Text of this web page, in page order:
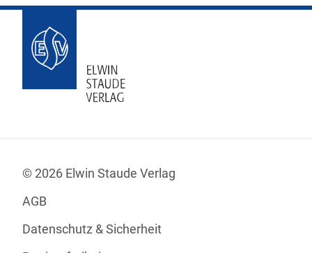
© 2026 Elwin Staude Verlag
AGB
Datenschutz & Sicherheit